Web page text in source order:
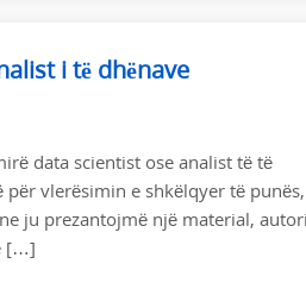
i të dhënave
data scientist ose analist të të
vlerësimin e shkëlqyer të punës,
ju prezantojmë një material,
[…]